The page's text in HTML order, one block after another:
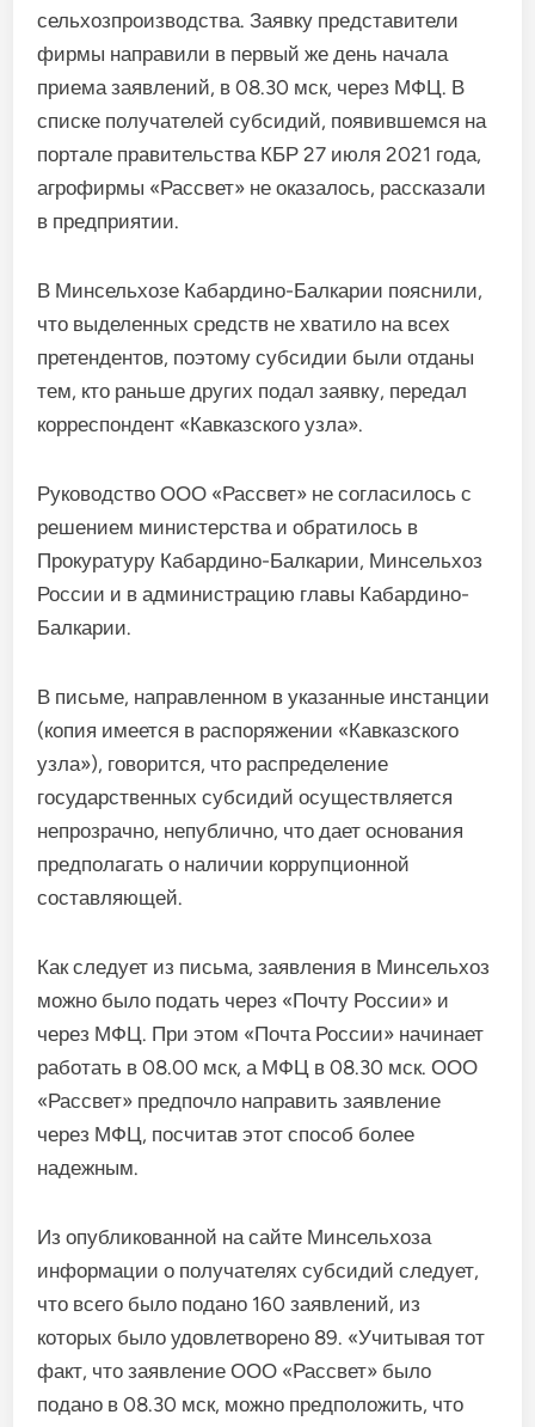
сельхозпроизводства. Заявку представители
фирмы направили в первый же день начала
приема заявлений, в 08.30 мск, через МФЦ. В
списке получателей субсидий, появившемся на
портале правительства КБР 27 июля 2021 года,
агрофирмы «Рассвет» не оказалось, рассказали
в предприятии.
В Минсельхозе Кабардино-Балкарии пояснили,
что выделенных средств не хватило на всех
претендентов, поэтому субсидии были отданы
тем, кто раньше других подал заявку, передал
корреспондент «Кавказского узла».
Руководство ООО «Рассвет» не согласилось с
решением министерства и обратилось в
Прокуратуру Кабардино-Балкарии, Минсельхоз
России и в администрацию главы Кабардино-
Балкарии.
В письме, направленном в указанные инстанции
(копия имеется в распоряжении «Кавказского
узла»), говорится, что распределение
государственных субсидий осуществляется
непрозрачно, непублично, что дает основания
предполагать о наличии коррупционной
составляющей.
Как следует из письма, заявления в Минсельхоз
можно было подать через «Почту России» и
через МФЦ. При этом «Почта России» начинает
работать в 08.00 мск, а МФЦ в 08.30 мск. ООО
«Рассвет» предпочло направить заявление
через МФЦ, посчитав этот способ более
надежным.
Из опубликованной на сайте Минсельхоза
информации о получателях субсидий следует,
что всего было подано 160 заявлений, из
которых было удовлетворено 89. «Учитывая тот
факт, что заявление ООО «Рассвет» было
подано в 08.30 мск, можно предположить, что